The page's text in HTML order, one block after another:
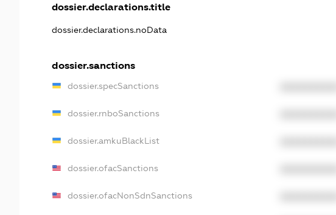
dossier.declarations.title
dossier.declarations.noData
dossier.sanctions
dossier.specSanctions
dossier.rnboSanctions
dossier.amkuBlackList
dossier.ofacSanctions
dossier.ofacNonSdnSanctions